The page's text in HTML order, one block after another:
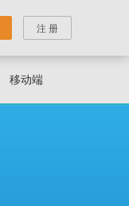
注 册
移动端